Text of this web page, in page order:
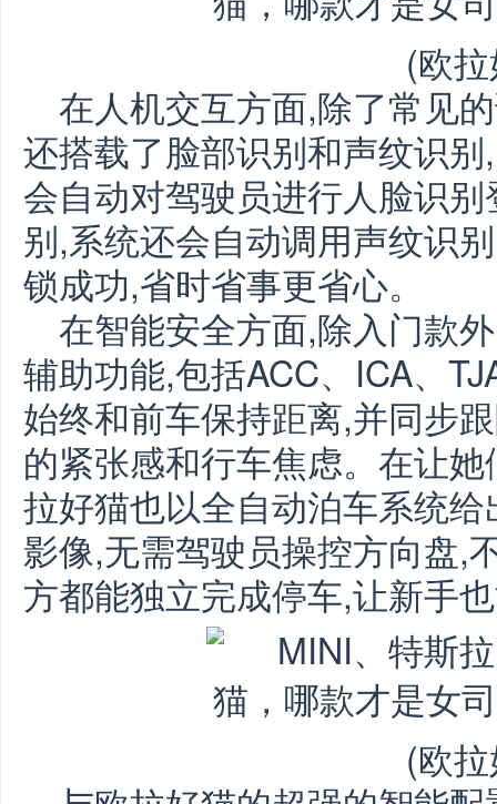
(欧
在人机交互方面,除了常见
还搭载了脸部识别和声纹识
会自动对驾驶员进行人脸识
别,系统还会自动调用声纹识
锁成功,省时省事更省心。
在智能安全方面,除入门款
辅助功能,包括ACC、ICA、
始终和前车保持距离,并同步
的紧张感和行车焦虑。在让
拉好猫也以全自动泊车系统
影像,无需驾驶员操控方向盘,
方都能独立完成停车,让新手
(欧